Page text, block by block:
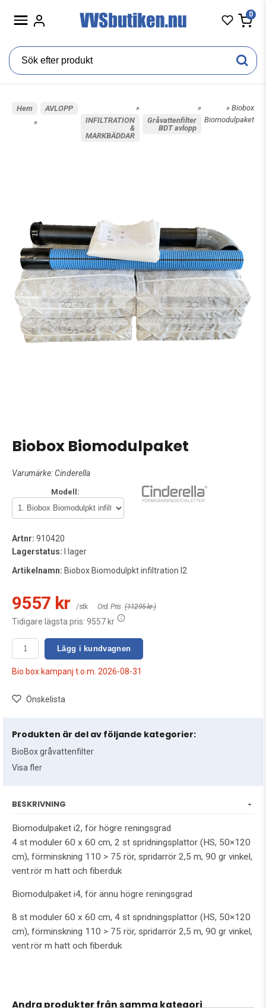
0
Hem
»
AVLOPP
»
INFILTRATION
&
MARKBÄDDAR
»
Gråvattenfilter
BDT avlopp
» Biobox
Biomodulpaket
Biobox Biomodulpaket
Varumärke: Cinderella
Modell:
Artnr: 910420
Lagerstatus: I lager
Artikelnamn: Biobox Biomodulpkt infiltration I2
9557 kr /stk Ord. Pris (11295 kr )
Tidigare lägsta pris: 9557 kr
Lägg i kundvagnen
Bio box kampanj t.o.m. 2026-08-31
Önskelista
Produkten är del av följande kategorier:
BioBox gråvattenfilter
Visa fler
BESKRIVNING
Biomodulpaket i2, för högre reningsgrad
4 st moduler 60 x 60 cm, 2 st spridningsplattor (HS, 50×120
cm), förminskning 110 > 75 rör, spridarrör 2,5 m, 90 gr vinkel,
vent.rör m hatt och fiberduk
Biomodulpaket i4, för ännu högre reningsgrad
8 st moduler 60 x 60 cm, 4 st spridningsplattor (HS, 50×120
cm), förminskning 110 > 75 rör, spridarrör 2,5 m, 90 gr vinkel,
vent.rör m hatt och fiberduk
Andra produkter från samma kategori